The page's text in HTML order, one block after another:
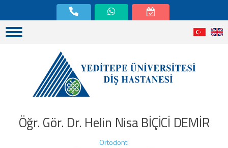
Öğr. Gör. Dr. Helin Nisa BİÇİCİ DEMİR
Ortodonti